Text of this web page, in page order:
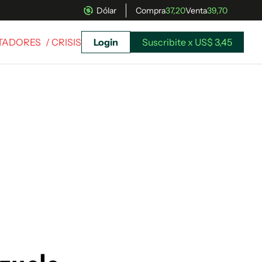
Dólar Compra37,20Venta39,70
/ CRISIS Login Suscribite x US$ 3,45